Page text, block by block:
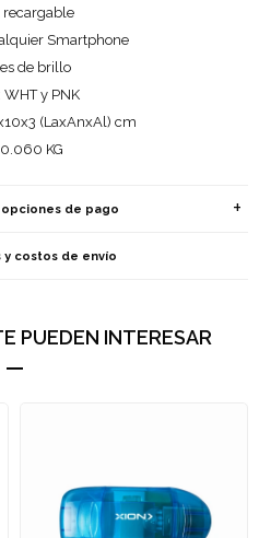
recargable
Smartphone
de brillo
WHT y PNK
(LaxAnxAl) cm
KG
de pago
y costos de envío
PUEDEN INTERESAR